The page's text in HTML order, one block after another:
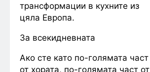
трансформации в кухните из
цяла Европа.
За всекидневната
Ако сте като по-голямата част
от хората, по-голямата част от